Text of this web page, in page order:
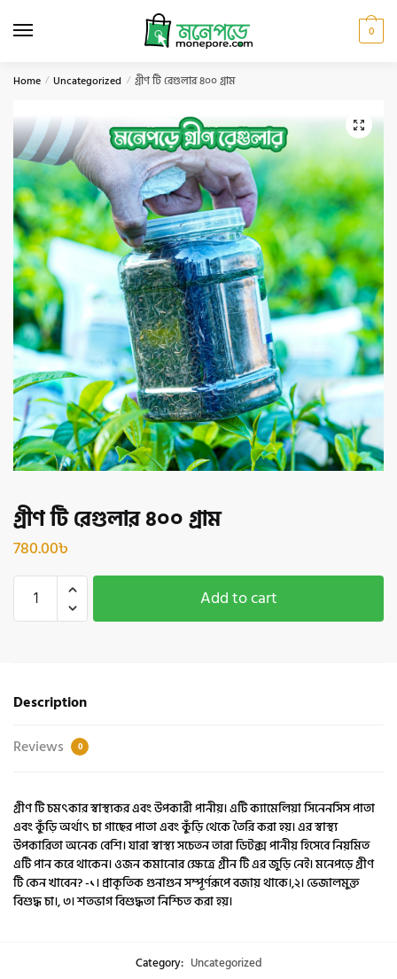
0
Home / Uncategorized / গ্রীণ টি রেগুলার ৪০০ গ্রাম
গ্রীণ টি রেগুলার ৪০০ গ্রাম
780.00৳
গ্রীণ
রেগুলার
quantity
Add to cart
Description
Reviews
0
গ্রীণ টি চমৎকার স্বাস্থ্যকর এবং উপকারী পানীয়। এটি ক্যামেলিয়া সিনেনসিস পাতা
এবং কুঁড়ি অর্থাৎ চা গাছের পাতা এবং কুঁড়ি থেকে তৈরি করা হয়। এর স্বাস্থ্য
উপকারিতা অনেক বেশি। যারা স্বাস্থ্য সচেতন তারা ডিটক্স পানীয় হিসেবে নিয়মিত
এটি পান করে থাকেন। ওজন কমানোর ক্ষেত্রে গ্রীন টি এর জুড়ি নেই। মনেপড়ে গ্রীণ
টি কেন খাবেন? -১। প্রাকৃতিক গুনাগুন সম্পূর্ণরূপে বজায় থাকে।,২। ভেজালমুক্ত
বিশুদ্ধ চা।, ৩। শতভাগ বিশুদ্ধতা নিশ্চিত করা হয়।
Category: Uncategorized